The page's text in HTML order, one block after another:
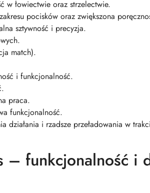
w łowiectwie oraz strzelectwie.
pocisków oraz zwiększona
sztywność i precyzja.
match).
i funkcjonalność.
praca.
funkcjonalność.
i rzadsze przeładowania w
– funkcjonalność i